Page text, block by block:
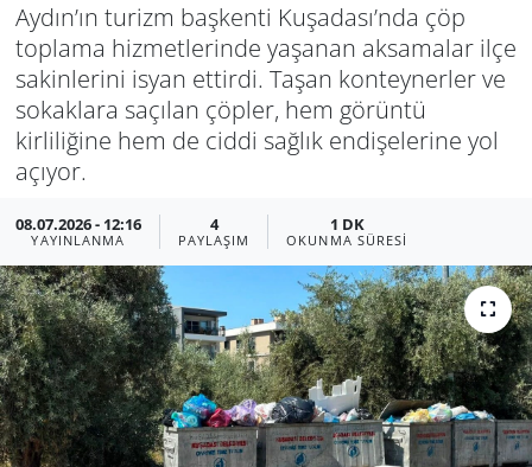
Aydın’ın turizm başkenti Kuşadası’nda çöp
toplama hizmetlerinde yaşanan aksamalar ilçe
sakinlerini isyan ettirdi. Taşan konteynerler ve
sokaklara saçılan çöpler, hem görüntü
kirliliğine hem de ciddi sağlık endişelerine yol
açıyor.
08.07.2026 - 12:16
YAYINLANMA
4
PAYLAŞIM
1 DK
OKUNMA SÜRESI
Kütahya
Manisa
Muğla
Uşak